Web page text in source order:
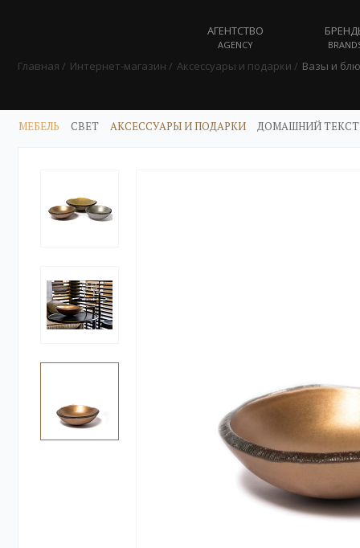
АГЕНТСТВО
AGENCY
Главная Интернет-магазин Аксессуары и подарки Вазы и
МЕБЕЛЬ СВЕТ АКСЕССУАРЫ И ПОДАРКИ ДОМАШНИЙ